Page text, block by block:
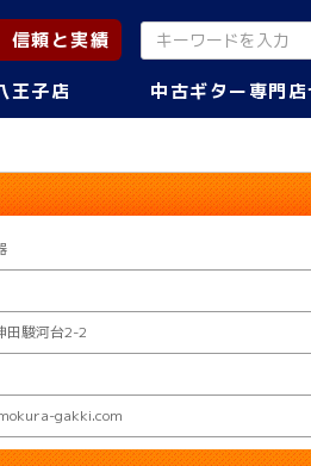
頼と実績
王子店 中古ギター専門
田駿河台2-2
gakki.com